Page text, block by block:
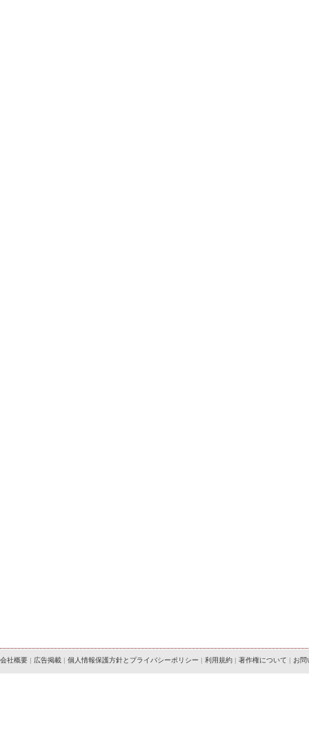
会社概要 | 広告掲載 | 個人情報保護方針とプライバシーポリシー | 利用規約 | 著作権について | お問